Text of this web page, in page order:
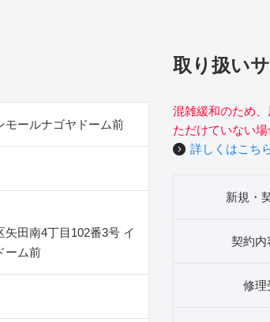
モールナゴヤドーム前
田南4丁目102番3号 イ
ーム前
取り扱い
混雑緩和のため
ただけていない
詳しくはこち
新規・
契約内
修理